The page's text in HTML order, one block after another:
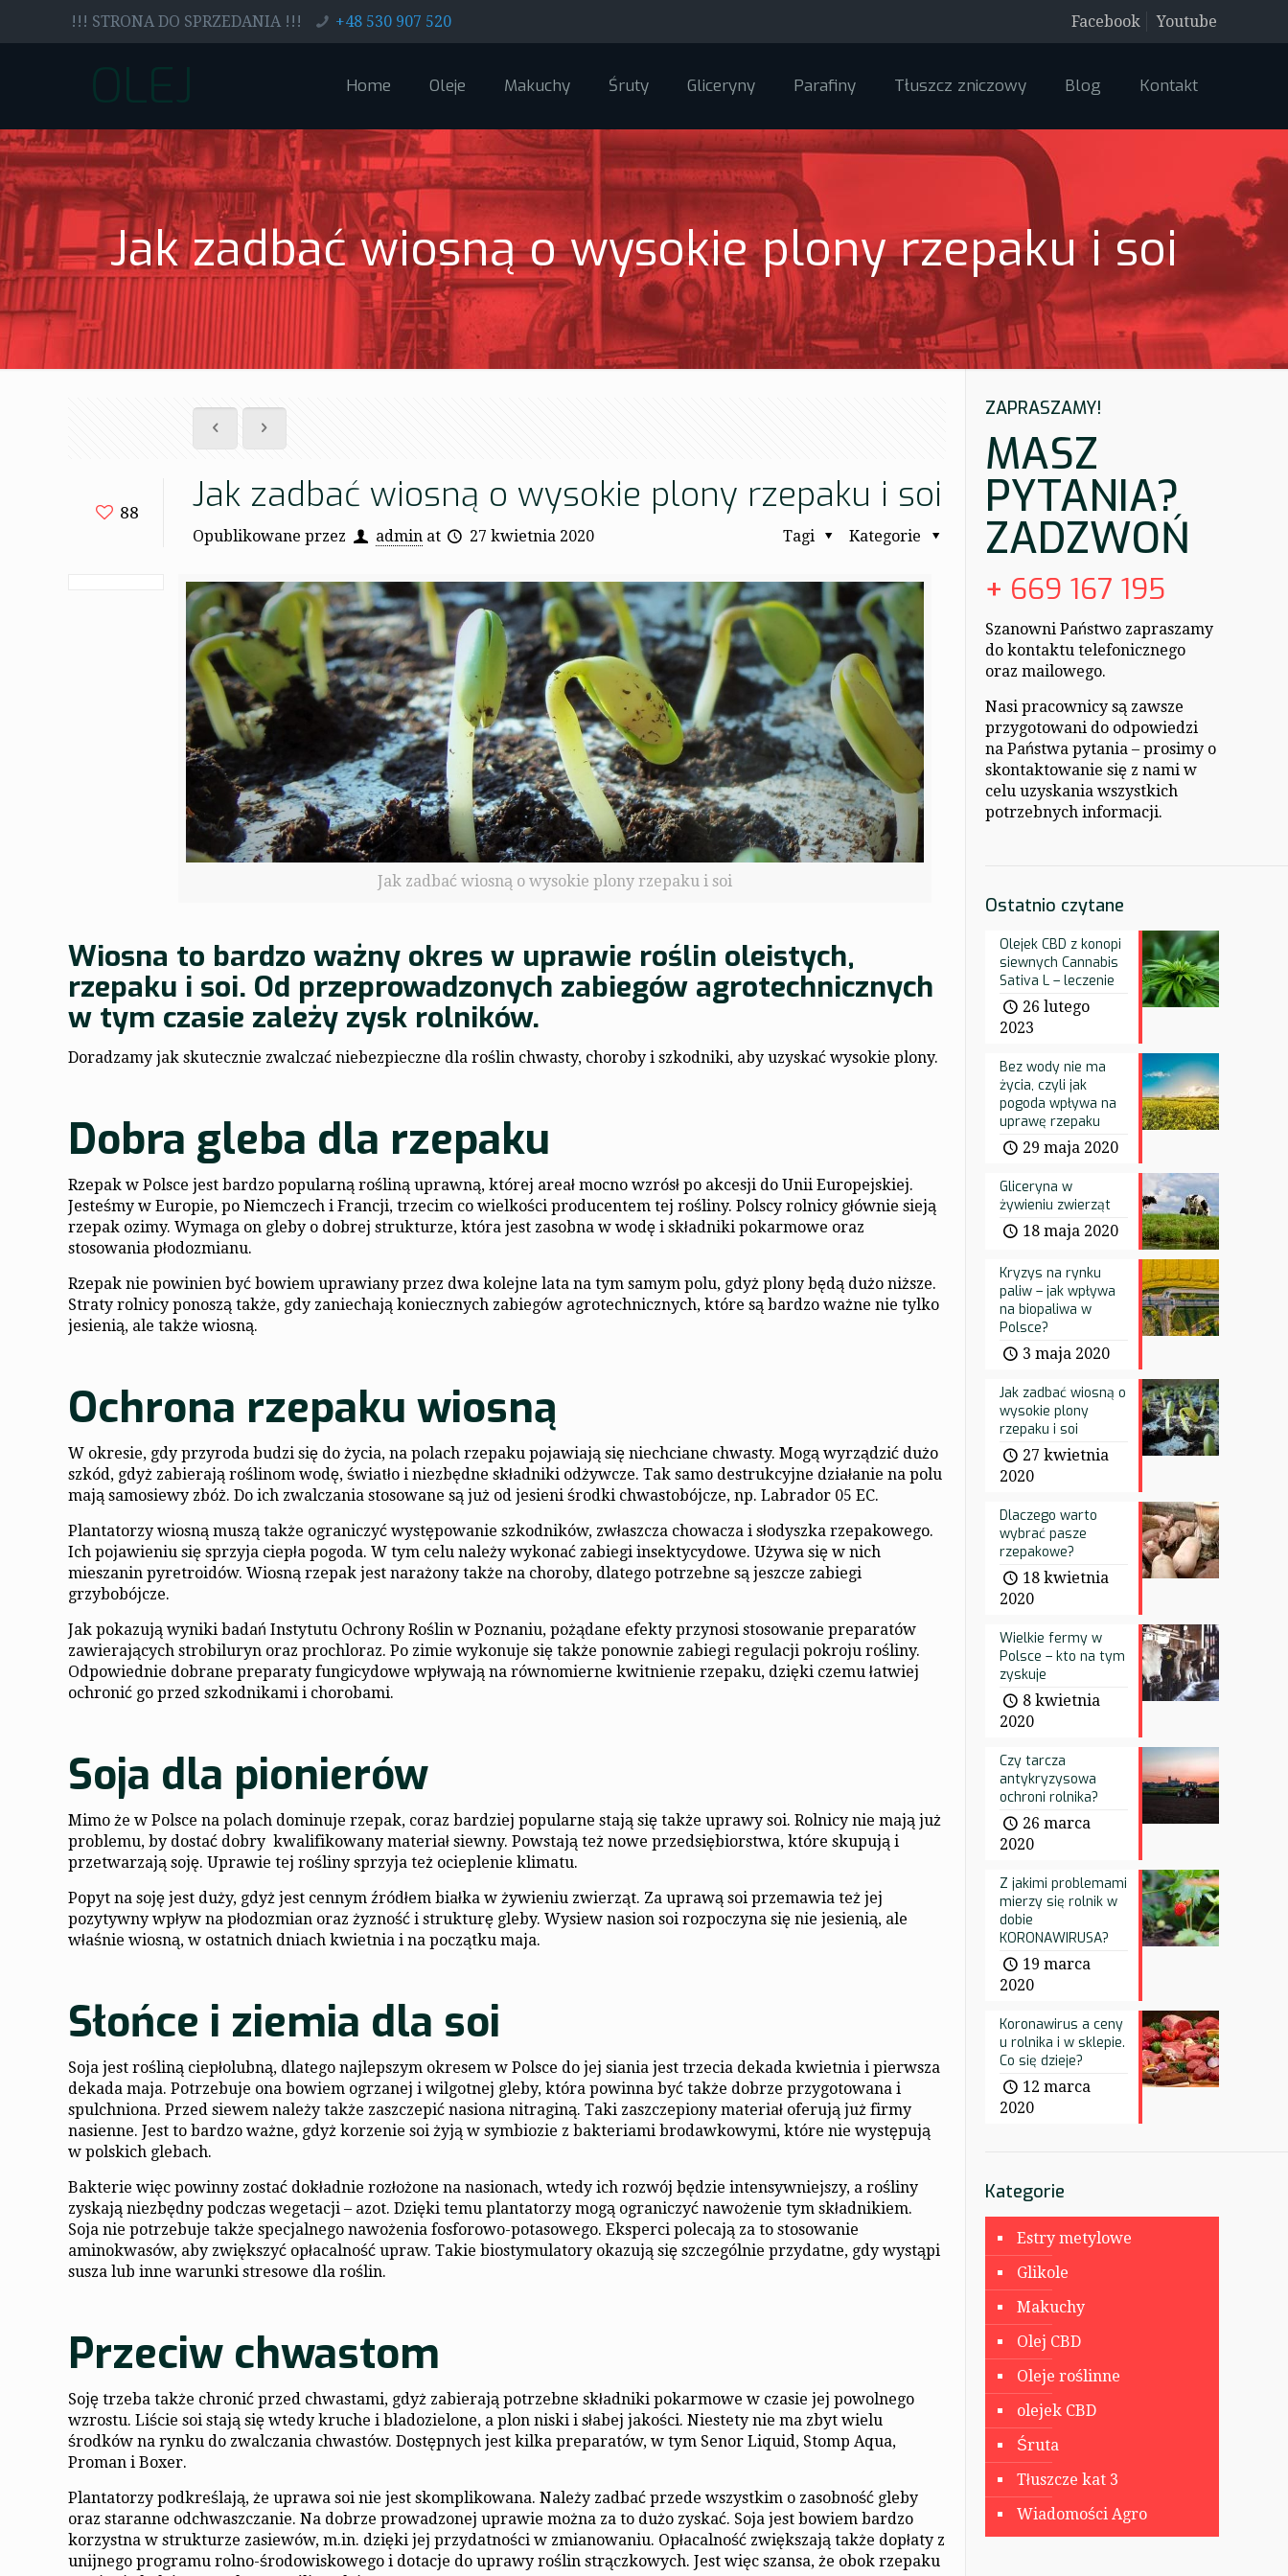
!!! STRONA DO SPRZEDANIA !!! +48 530 907 520 Facebook Youtube
OLEJ Home Oleje Makuchy Śruty Gliceryny Parafiny Tłuszcz zniczowy Blog Kontakt
Jak zadbać wiosną o wysokie plony rzepaku i soi
88 Jak zadbać wiosną o wysokie plony rzepaku i soi
Opublikowane przez admin at 27 kwietnia 2020 Kategorie
Tagi
Jak zadbać wiosną o wysokie plony rzepaku i soi
Wiosna to bardzo ważny okres w uprawie roślin oleistych,
rzepaku i soi. Od przeprowadzonych zabiegów agrotechnicznych
w tym czasie zależy zysk rolników.
Doradzamy jak skutecznie zwalczać niebezpieczne dla roślin chwasty, choroby i szkodniki, aby uzyskać wysokie plony.
Dobra gleba dla rzepaku
Rzepak w Polsce jest bardzo popularną rośliną uprawną, której areał mocno wzrósł po akcesji do Unii Europejskiej.
Jesteśmy w Europie, po Niemczech i Francji, trzecim co wielkości producentem tej rośliny. Polscy rolnicy głównie sieją
rzepak ozimy. Wymaga on gleby o dobrej strukturze, która jest zasobna w wodę i składniki pokarmowe oraz
stosowania płodozmianu.
Rzepak nie powinien być bowiem uprawiany przez dwa kolejne lata na tym samym polu, gdyż plony będą dużo niższe.
Straty rolnicy ponoszą także, gdy zaniechają koniecznych zabiegów agrotechnicznych, które są bardzo ważne nie tylko
jesienią, ale także wiosną.
Ochrona rzepaku wiosną
W okresie, gdy przyroda budzi się do życia, na polach rzepaku pojawiają się niechciane chwasty. Mogą wyrządzić dużo
szkód, gdyż zabierają roślinom wodę, światło i niezbędne składniki odżywcze. Tak samo destrukcyjne działanie na polu
mają samosiewy zbóż. Do ich zwalczania stosowane są już od jesieni środki chwastobójcze, np. Labrador 05 EC.
Plantatorzy wiosną muszą także ograniczyć występowanie szkodników, zwłaszcza chowacza i słodyszka rzepakowego.
Ich pojawieniu się sprzyja ciepła pogoda. W tym celu należy wykonać zabiegi insektycydowe. Używa się w nich
mieszanin pyretroidów. Wiosną rzepak jest narażony także na choroby, dlatego potrzebne są jeszcze zabiegi
grzybobójcze.
Jak pokazują wyniki badań Instytutu Ochrony Roślin w Poznaniu, pożądane efekty przynosi stosowanie preparatów
zawierających strobiluryn oraz prochloraz. Po zimie wykonuje się także ponownie zabiegi regulacji pokroju rośliny.
Odpowiednie dobrane preparaty fungicydowe wpływają na równomierne kwitnienie rzepaku, dzięki czemu łatwiej
ochronić go przed szkodnikami i chorobami.
Soja dla pionierów
Mimo że w Polsce na polach dominuje rzepak, coraz bardziej popularne stają się także uprawy soi. Rolnicy nie mają już
problemu, by dostać dobry kwalifikowany materiał siewny. Powstają też nowe przedsiębiorstwa, które skupują i
przetwarzają soję. Uprawie tej rośliny sprzyja też ocieplenie klimatu.
Popyt na soję jest duży, gdyż jest cennym źródłem białka w żywieniu zwierząt. Za uprawą soi przemawia też jej
pozytywny wpływ na płodozmian oraz żyzność i strukturę gleby. Wysiew nasion soi rozpoczyna się nie jesienią, ale
właśnie wiosną, w ostatnich dniach kwietnia i na początku maja.
Słońce i ziemia dla soi
Soja jest rośliną ciepłolubną, dlatego najlepszym okresem w Polsce do jej siania jest trzecia dekada kwietnia i pierwsza
dekada maja. Potrzebuje ona bowiem ogrzanej i wilgotnej gleby, która powinna być także dobrze przygotowana i
spulchniona. Przed siewem należy także zaszczepić nasiona nitraginą. Taki zaszczepiony materiał oferują już firmy
nasienne. Jest to bardzo ważne, gdyż korzenie soi żyją w symbiozie z bakteriami brodawkowymi, które nie występują
w polskich glebach.
Bakterie więc powinny zostać dokładnie rozłożone na nasionach, wtedy ich rozwój będzie intensywniejszy, a rośliny
zyskają niezbędny podczas wegetacji – azot. Dzięki temu plantatorzy mogą ograniczyć nawożenie tym składnikiem.
Soja nie potrzebuje także specjalnego nawożenia fosforowo-potasowego. Eksperci polecają za to stosowanie
aminokwasów, aby zwiększyć opłacalność upraw. Takie biostymulatory okazują się szczególnie przydatne, gdy wystąpi
susza lub inne warunki stresowe dla roślin.
Przeciw chwastom
Soję trzeba także chronić przed chwastami, gdyż zabierają potrzebne składniki pokarmowe w czasie jej powolnego
wzrostu. Liście soi stają się wtedy kruche i bladozielone, a plon niski i słabej jakości. Niestety nie ma zbyt wielu
środków na rynku do zwalczania chwastów. Dostępnych jest kilka preparatów, w tym Senor Liquid, Stomp Aqua,
Proman i Boxer.
Plantatorzy podkreślają, że uprawa soi nie jest skomplikowana. Należy zadbać przede wszystkim o zasobność gleby
oraz staranne odchwaszczanie. Na dobrze prowadzonej uprawie można za to dużo zyskać. Soja jest bowiem bardzo
korzystna w strukturze zasiewów, m.in. dzięki jej przydatności w zmianowaniu. Opłacalność zwiększają także dopłaty z
unijnego programu rolno-środowiskowego i dotacje do uprawy roślin strączkowych. Jest więc szansa, że obok rzepaku
ZAPRASZAMY!
MASZ
PYTANIA?
ZADZWOŃ
+ 669 167 195
Szanowni Państwo zapraszamy
do kontaktu telefonicznego
oraz mailowego.
Nasi pracownicy są zawsze
przygotowani do odpowiedzi
na Państwa pytania – prosimy o
skontaktowanie się z nami w
celu uzyskania wszystkich
potrzebnych informacji.
Ostatnio czytane
Olejek CBD z konopi
siewnych Cannabis
Sativa L – leczenie
26 lutego
2023
Bez wody nie ma
życia, czyli jak
pogoda wpływa na
uprawę rzepaku
29 maja 2020
Gliceryna w
żywieniu zwierząt
18 maja 2020
Kryzys na rynku
paliw – jak wpływa
na biopaliwa w
Polsce?
3 maja 2020
Jak zadbać wiosną o
wysokie plony
rzepaku i soi
27 kwietnia
2020
Dlaczego warto
wybrać pasze
rzepakowe?
18 kwietnia
2020
Wielkie fermy w
Polsce – kto na tym
zyskuje
8 kwietnia
2020
Czy tarcza
antykryzysowa
ochroni rolnika?
26 marca
2020
Z jakimi problemami
mierzy się rolnik w
dobie
KORONAWIRUSA?
19 marca
2020
Koronawirus a ceny
u rolnika i w sklepie.
Co się dzieje?
12 marca
2020
Kategorie
Estry metylowe
Glikole
Makuchy
Olej CBD
Oleje roślinne
olejek CBD
Śruta
Tłuszcze kat 3
Wiadomości Agro